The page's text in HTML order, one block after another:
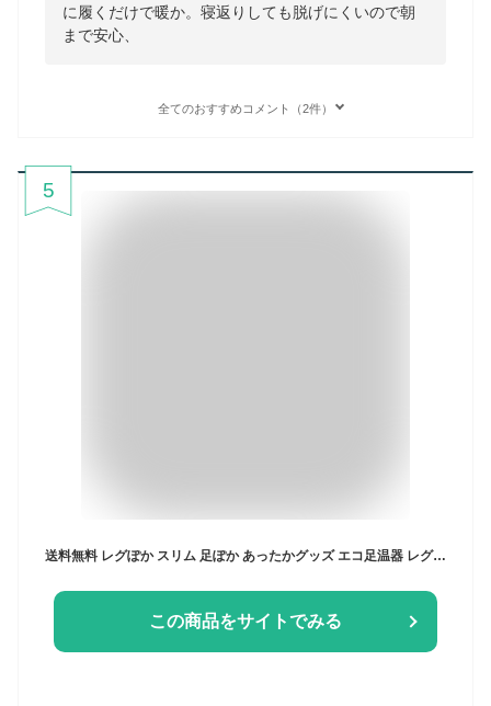
に履くだけで暖か。寝返りしても脱げにくいので朝
まで安心、
全てのおすすめコメント（2件）
5
送料無料 レグぽか スリム 足ぽか あったかグッズ エコ足温器 レグぽか キュービーズ 冬 足元ヒーター 足温器 足ポカ 足 脚 つま先 暖かい 温める 寒さ対策 エコ 節電 おすすめ やわらか クッション デスクワーク 暖房器具 日本製 エコ足温器 レッグウォーマー
この商品をサイトでみる